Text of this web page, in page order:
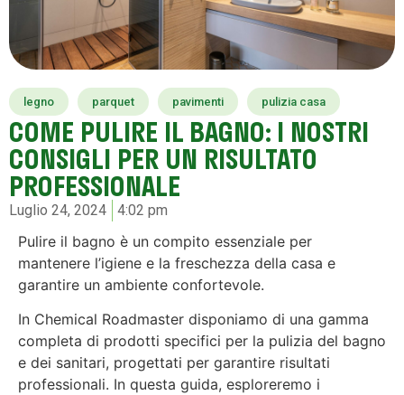
legno parquet pavimenti pulizia casa
COME PULIRE IL BAGNO: I NOSTRI
CONSIGLI PER UN RISULTATO
PROFESSIONALE
Luglio 24, 2024 4:02 pm
Pulire il bagno è un compito essenziale per
mantenere l’igiene e la freschezza della casa e
garantire un ambiente confortevole.
In Chemical Roadmaster disponiamo di una gamma
completa di prodotti specifici per la pulizia del bagno
e dei sanitari, progettati per garantire risultati
professionali. In questa guida, esploreremo i